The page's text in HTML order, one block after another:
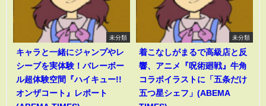
未分類
キャラと一緒にジャンプやレ
シーブを実体験！バレーボー
ル超体験空間『ハイキュー!!
オンザコート』レポート
未分類
着こなしがまるで高級店と反
響、アニメ『呪術廻戦』牛角
コラボイラストに「五条だけ
五つ星シェフ」(ABEMA